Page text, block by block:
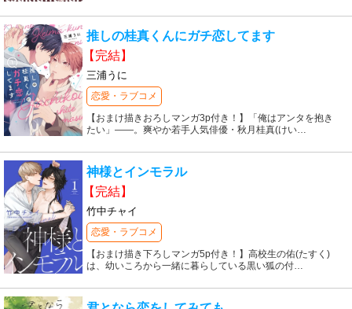
推しの桂真くんにガチ恋してます
【完結】
三浦うに
恋愛・ラブコメ
【おまけ描きおろしマンガ3p付き！】「俺はアンタを抱き
たい」――。爽やか若手人気俳優・秋月桂真(けい…
神様とインモラル
【完結】
竹中チャイ
恋愛・ラブコメ
【おまけ描き下ろしマンガ5p付き！】高校生の佑(たすく)
は、幼いころから一緒に暮らしている黒い狐の付…